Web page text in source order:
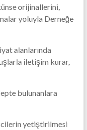
orijinallerini,
yoluyla Derneğe
alanlarında
iletişim kurar,
bulunanlara
yetiştirilmesi